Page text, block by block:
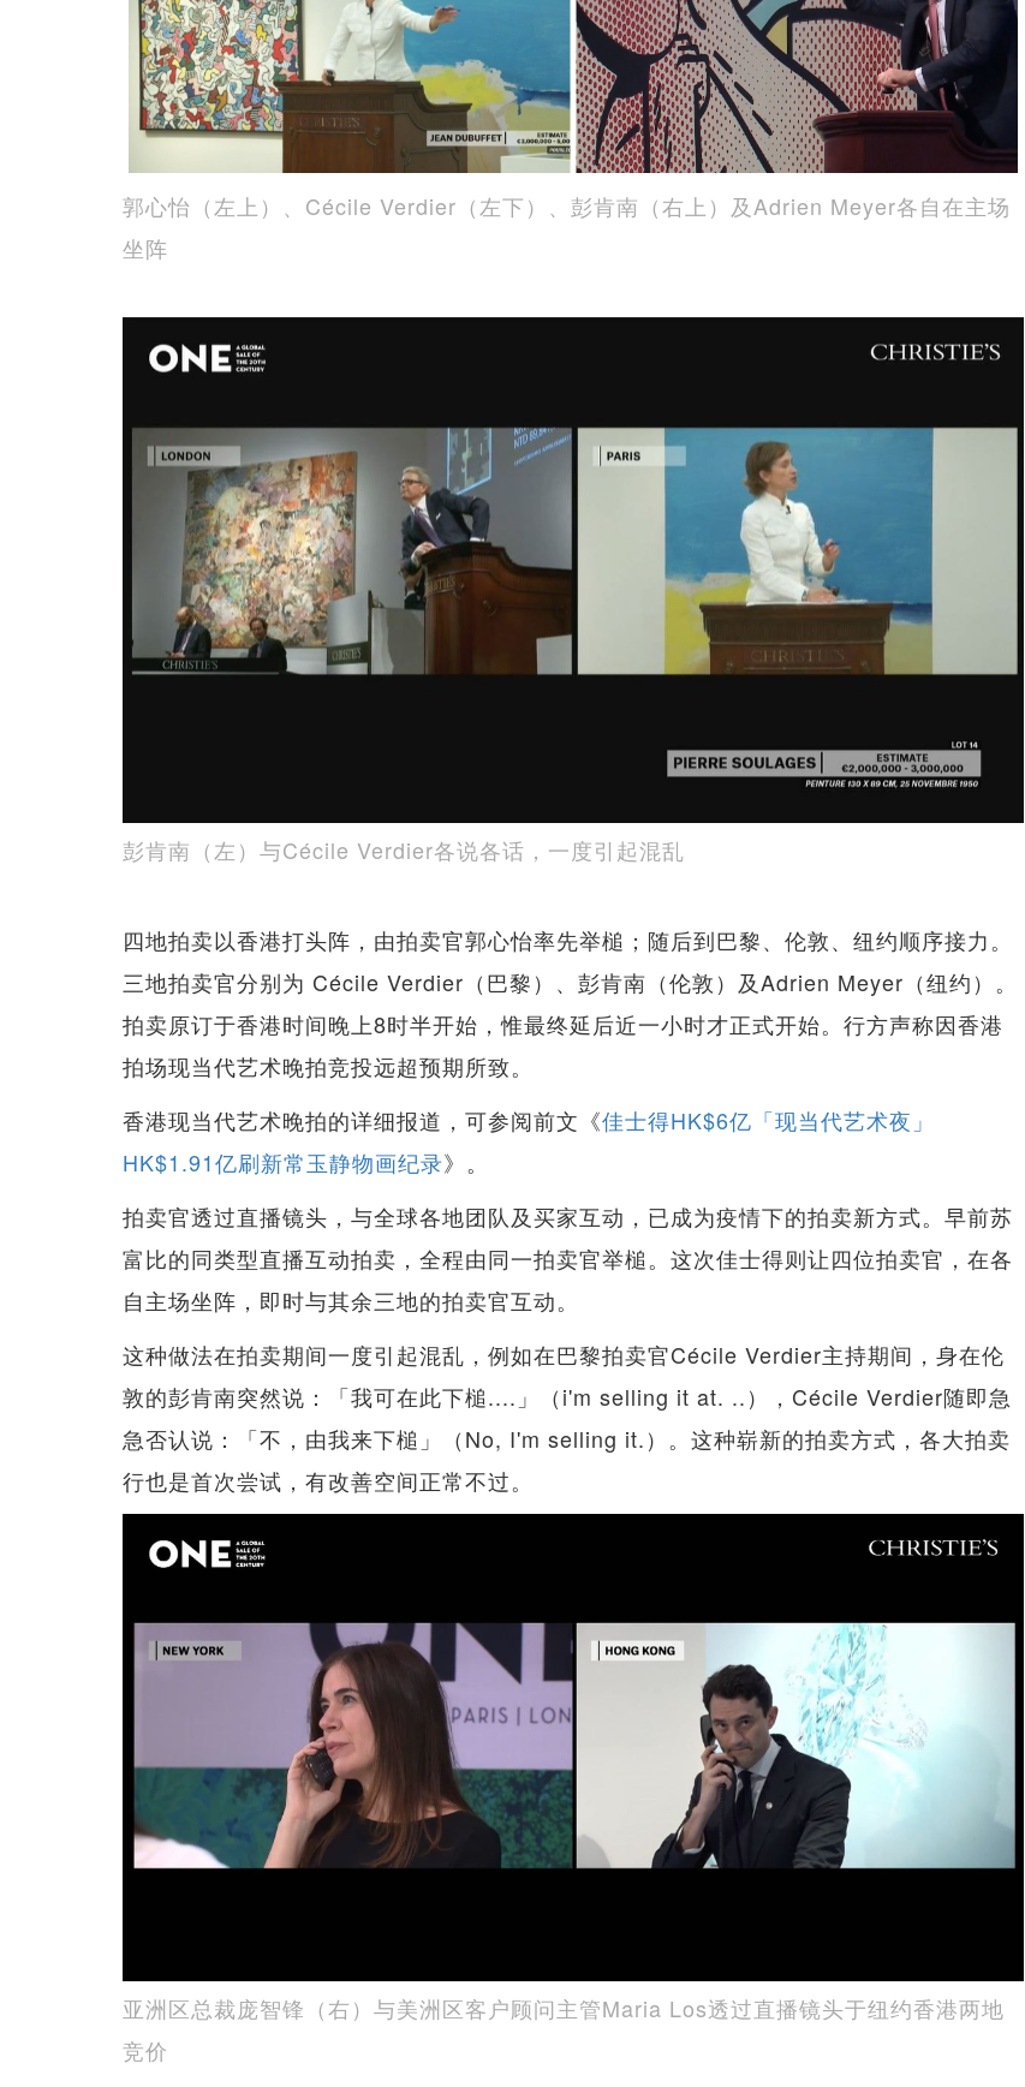
郭心怡（左上）、Cécile Verdier（左下）、彭肯南（右上）及Adrien Meyer各自在主场
坐阵
彭肯南（左）与Cécile Verdier各说各话，一度引起混乱
四地拍卖以香港打头阵，由拍卖官郭心怡率先举槌；随后到巴黎、伦敦、纽约顺序接力。
三地拍卖官分别为 Cécile Verdier（巴黎）、彭肯南（伦敦）及Adrien Meyer（纽约）。
拍卖原订于香港时间晚上8时半开始，惟最终延后近一小时才正式开始。行方声称因香港
拍场现当代艺术晚拍竞投远超预期所致。
香港现当代艺术晚拍的详细报道，可参阅前文《佳士得HK$6亿「现当代艺术夜」
HK$1.91亿刷新常玉静物画纪录》。
拍卖官透过直播镜头，与全球各地团队及买家互动，已成为疫情下的拍卖新方式。早前苏
富比的同类型直播互动拍卖，全程由同一拍卖官举槌。这次佳士得则让四位拍卖官，在各
自主场坐阵，即时与其余三地的拍卖官互动。
这种做法在拍卖期间一度引起混乱，例如在巴黎拍卖官Cécile Verdier主持期间，身在伦
敦的彭肯南突然说：「我可在此下槌....」（i'm selling it at. ..），Cécile Verdier随即急
急否认说：「不，由我来下槌」（No, I'm selling it.）。这种崭新的拍卖方式，各大拍卖
行也是首次尝试，有改善空间正常不过。
亚洲区总裁庞智锋（右）与美洲区客户顾问主管Maria Los透过直播镜头于纽约香港两地
竞价